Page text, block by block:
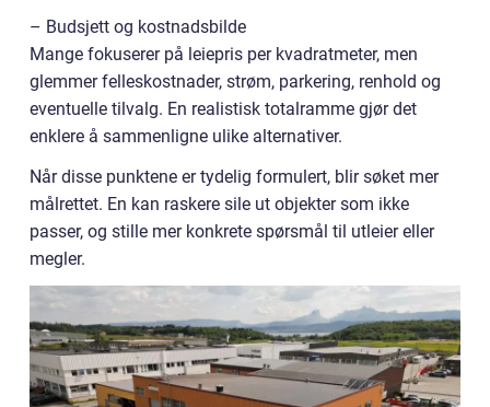
– Budsjett og kostnadsbilde
Mange fokuserer på leiepris per kvadratmeter, men
glemmer felleskostnader, strøm, parkering, renhold og
eventuelle tilvalg. En realistisk totalramme gjør det
enklere å sammenligne ulike alternativer.
Når disse punktene er tydelig formulert, blir søket mer
målrettet. En kan raskere sile ut objekter som ikke
passer, og stille mer konkrete spørsmål til utleier eller
megler.